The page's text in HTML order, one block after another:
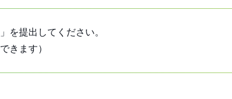
を提出してください。
きます）